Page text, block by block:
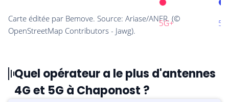
Quel opérateur a le plus d'antennes
4G et 5G à Chaponost ?